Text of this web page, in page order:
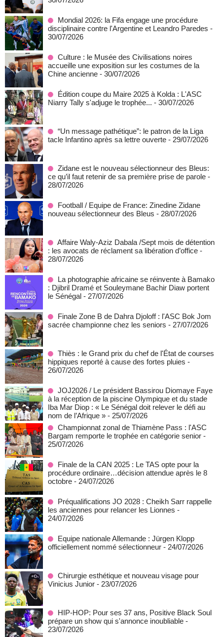
Mondial 2026: la Fifa engage une procédure
disciplinaire contre l'Argentine et Leandro Paredes -
30/07/2026
Culture : le Musée des Civilisations noires
accueille une exposition sur les costumes de la
Chine ancienne - 30/07/2026
Édition coupe du Maire 2025 à Kolda : L'ASC
Niarry Tally s'adjuge le trophée... - 30/07/2026
“Un message pathétique”: le patron de la Liga
tacle Infantino après sa lettre ouverte - 29/07/2026
Zidane est le nouveau sélectionneur des Bleus:
ce qu’il faut retenir de sa première prise de parole -
28/07/2026
Football / Equipe de France: Zinedine Zidane
nouveau sélectionneur des Bleus - 28/07/2026
Affaire Waly-Aziz Dabala /Sept mois de détention
: les avocats de réclament sa libération d’office -
28/07/2026
La photographie africaine se réinvente à Bamako
: Djibril Dramé et Souleymane Bachir Diaw portent
le Sénégal - 27/07/2026
Finale Zone B de Dahra Djoloff : l'ASC Bok Jom
sacrée championne chez les seniors - 27/07/2026
Thiès : le Grand prix du chef de l'État de courses
hippiques reporté à cause des fortes pluies -
26/07/2026
JOJ2026 / Le président Bassirou Diomaye Faye
à la réception de la piscine Olympique et du stade
Iba Mar Diop : « Le Sénégal doit relever le défi au
nom de l’Afrique » - 25/07/2026
Championnat zonal de Thiamène Pass : l'ASC
Bargam remporte le trophée en catégorie senior -
25/07/2026
Finale de la CAN 2025 : Le TAS opte pour la
procédure ordinaire…décision attendue après le 8
octobre - 24/07/2026
Préqualifications JO 2028 : Cheikh Sarr rappelle
les anciennes pour relancer les Lionnes -
24/07/2026
Equipe nationale Allemande : Jürgen Klopp
officiellement nommé sélectionneur - 24/07/2026
Chirurgie esthétique et nouveau visage pour
Vinicius Junior - 23/07/2026
HIP-HOP: Pour ses 37 ans, Positive Black Soul
prépare un show qui s'annonce inoubliable -
23/07/2026